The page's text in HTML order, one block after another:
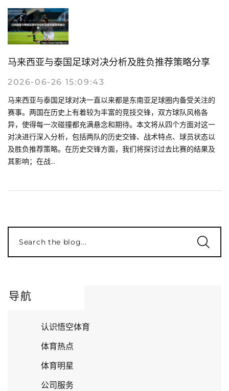
马来西亚与泰国足球对决分析及胜负推荐策略分享
2026-06-26 15:09:43
马来西亚与泰国足球对决一直以来都是东南亚足球圈内备受关注的
赛事。两国在历史上有着较为丰富的竞技交锋，双方球队风格各
异，使得每一次碰撞都充满悬念和期待。本文将从四个方面对这一
对决进行深入分析，包括两队的历史交锋、战术特点、球员状态以
及胜负推荐策略。在历史交锋方面，我们将探讨过去比赛的结果及
其影响；在战...
Search the blog...
导航
认识悟空体育
体育热点
体育明星
公司服务